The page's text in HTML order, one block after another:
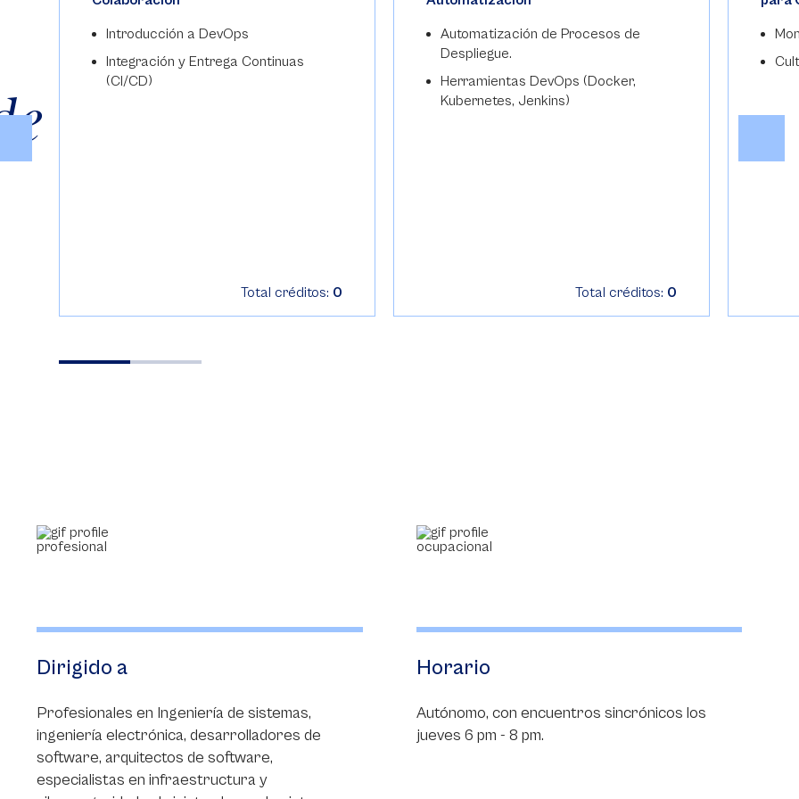
Introducción a DevOps
Integración y Entrega Continuas
(CI/CD)
Total créditos: 0
Automatización de Procesos de
Despliegue.
Herramientas DevOps (Docker,
Kubernetes, Jenkins)
Total créditos: 0
Dirigido a
Profesionales en Ingeniería de sistemas,
ingeniería electrónica, desarrolladores de
software, arquitectos de software,
especialistas en infraestructura y
Horario
Autónomo, con encuentros sincrónicos los
jueves 6 pm - 8 pm.